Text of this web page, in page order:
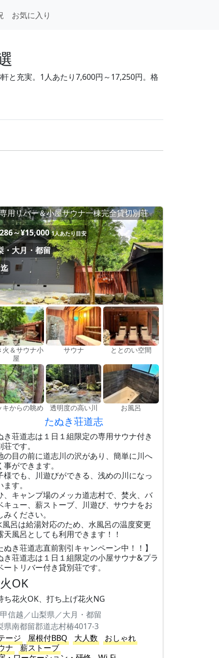
お気に入り
と充実。1人あたり7,600円～17,250円。格
用リバー＆小屋サウナ一棟完全貸切別荘
～¥15,000 1人あたり目安
・大月・都留
火＆サウナ小
屋
サウナ ととのい空間
キからの眺め 透明度の高い川 お風呂
たぬき荘道志
き荘道志は１日１組限定の専用サウナ付き
荘です。
の目の前に道志川の沢があり、簡単に川へ
事ができます。
様でも、川遊びができる、浅めの川になっ
す。
、キャンプ場のメッカ道志村で、焚火、バ
キュー、薪ストーブ、川遊び、サウナをお
みください。
呂は給湯対応のため、水風呂の温度変更​
天風呂としても利用できます！！
ぬき荘道志直前割引キャンペーン中！！】
き荘道志は１日１組限定の小屋サウナ&プラ
ートリバー付き貸別荘です。
OK
ち花火OK、打ち上げ花火NG
信越／山梨県／大月・都留
県南都留郡道志村椿4017-3
ージ
屋根付BBQ 大人数
おしゃれ
ナ
薪ストーブ